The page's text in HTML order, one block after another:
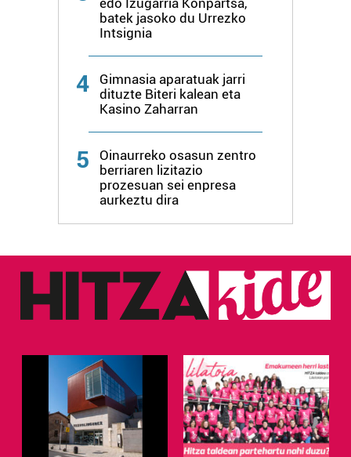
batek jasoko du Urrezko
Intsignia
4
Gimnasia aparatuak jarri
dituzte Biteri kalean eta
Kasino Zaharran
5
Oinaurreko osasun zentro
berriaren lizitazio
prozesuan sei enpresa
aurkeztu dira